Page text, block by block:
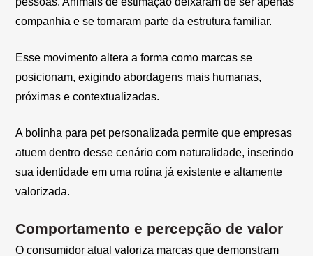
companhia e se tornaram parte da estrutura familiar.
Esse movimento altera a forma como marcas se
posicionam, exigindo abordagens mais humanas,
próximas e contextualizadas.
A bolinha para pet personalizada permite que empresas
atuem dentro desse cenário com naturalidade, inserindo
sua identidade em uma rotina já existente e altamente
valorizada.
Comportamento e percepção de valor
O consumidor atual valoriza marcas que demonstram